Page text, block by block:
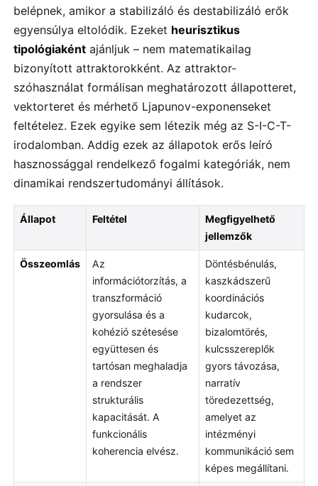
belépnek, amikor a stabilizáló és destabilizáló erők
egyensúlya eltolódik. Ezeket heurisztikus
tipológiaként ajánljuk – nem matematikailag
bizonyított attraktorokként. Az attraktor-
szóhasználat formálisan meghatározott állapotteret,
vektorteret és mérhető Ljapunov-exponenseket
feltételez. Ezek egyike sem létezik még az S-I-C-T-
irodalomban. Addig ezek az állapotok erős leíró
hasznossággal rendelkező fogalmi kategóriák, nem
dinamikai rendszertudományi állítások.
Állapot Feltétel
Megfigyelhető
jellemzők
Összeomlás
Az
információtorzítás, a
transzformáció
gyorsulása és a
kohézió szétesése
együttesen és
tartósan meghaladja
a rendszer
strukturális
kapacitását. A
funkcionális
koherencia elvész.
Döntésbénulás,
kaszkádszerű
koordinációs
kudarcok,
bizalomtörés,
kulcsszereplők
gyors távozása,
narratív
töredezettség,
amelyet az
intézményi
kommunikáció sem
képes megállítani.